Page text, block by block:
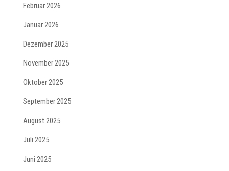
Februar 2026
Januar 2026
Dezember 2025
November 2025
Oktober 2025
September 2025
August 2025
Juli 2025
Juni 2025